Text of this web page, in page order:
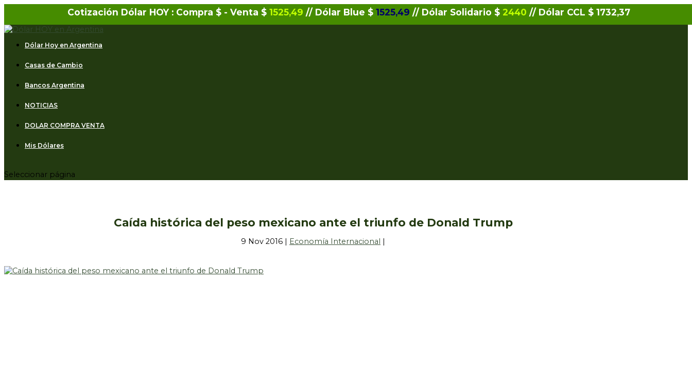
Cotización Dólar HOY : Compra $ - Venta $ 1525,49 // Dólar Blue $ 1525,49 // Dólar Solidario $ 2440 // Dólar CCL $ 1732,37
Dólar Hoy en Argentina
Casas de Cambio
Bancos Argentina
NOTICIAS
DOLAR COMPRA VENTA
Mis Dólares
Seleccionar página
Caída histórica del peso mexicano ante el triunfo de Donald Trump
9 Nov 2016 | Economía Internacional |